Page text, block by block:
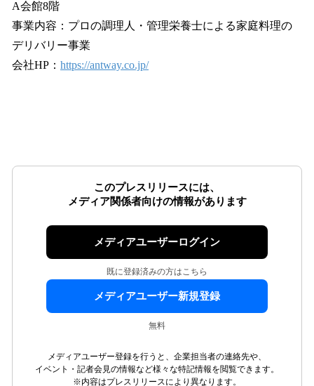
A会館8階
事業内容：プロの調理人・管理栄養士による家庭料理の
デリバリー事業
会社HP： https://antway.co.jp/
このプレスリリースには、
メディア関係者向けの情報があります
メディアユーザーログイン
既に登録済みの方はこちら
メディアユーザー新規登録
無料
メディアユーザー登録を行うと、企業担当者の連絡先や、
イベント・記者会見の情報など様々な特記情報を閲覧できます。
※内容はプレスリリースにより異なります。